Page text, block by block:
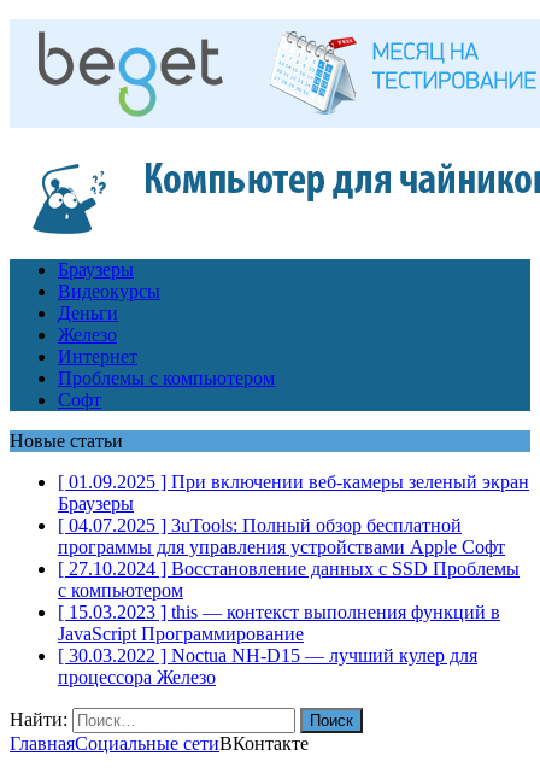
Браузеры
Видеокурсы
Деньги
Железо
Интернет
Проблемы с компьютером
Софт
Новые статьи
[ 01.09.2025 ] При включении веб-камеры зеленый экран
Браузеры
[ 04.07.2025 ] 3uTools: Полный обзор бесплатной
программы для управления устройствами Apple Софт
[ 27.10.2024 ] Восстановление данных с SSD Проблемы
с компьютером
[ 15.03.2023 ] this — контекст выполнения функций в
JavaScript Программирование
[ 30.03.2022 ] Noctua NH-D15 — лучший кулер для
процессора Железо
Найти:
ГлавнаяСоциальные сетиВКонтакте